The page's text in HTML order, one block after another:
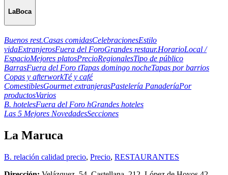
LaBoca
Buenos rest.Casas comidasCelebracionesEstilo
vidaExtranjerosFuera del ForoGrandes restaur.HorarioLocal /
EspacioMejores platosPrecioRegionalesTipo de público
BarrasFuera del Foro tTapas domingo nocheTapas por barrios
Copas y afterworkTé y café
ComestiblesGourmet extranjerasPastelería PanaderíaPor
productosVarios
B. hotelesFuera del Foro hGrandes hoteles
Las 5 Mejores NovedadesSecciones
La Maruca
B. relación calidad precio, Precio, RESTAURANTES